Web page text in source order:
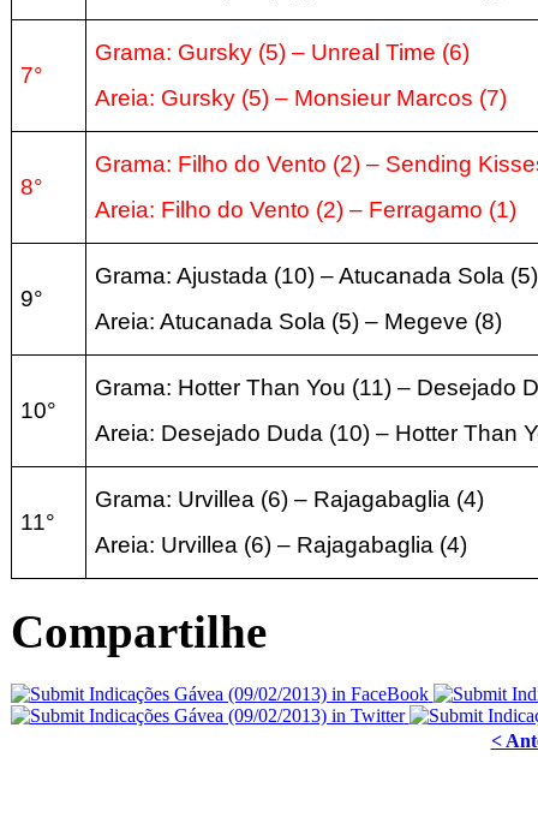
7°
Grama: Gursky (5) – Unreal Time (6)
Areia: Gursky (5) – Monsieur Marcos (7)
8°
Grama: Filho do Vento (2) – Sending
Areia: Filho do Vento (2) – Ferragamo (1)
9°
Grama: Ajustada (10) – Atucanada Sola (5)
Areia: Atucanada Sola (5) – Megeve (8)
10°
Grama: Hotter Than You (11) – Desejado
Areia: Desejado Duda (10) – Hotter Than
11°
Grama: Urvillea (6) – Rajagabaglia (4)
Areia: Urvillea (6) – Rajagabaglia (4)
Compartilhe
<